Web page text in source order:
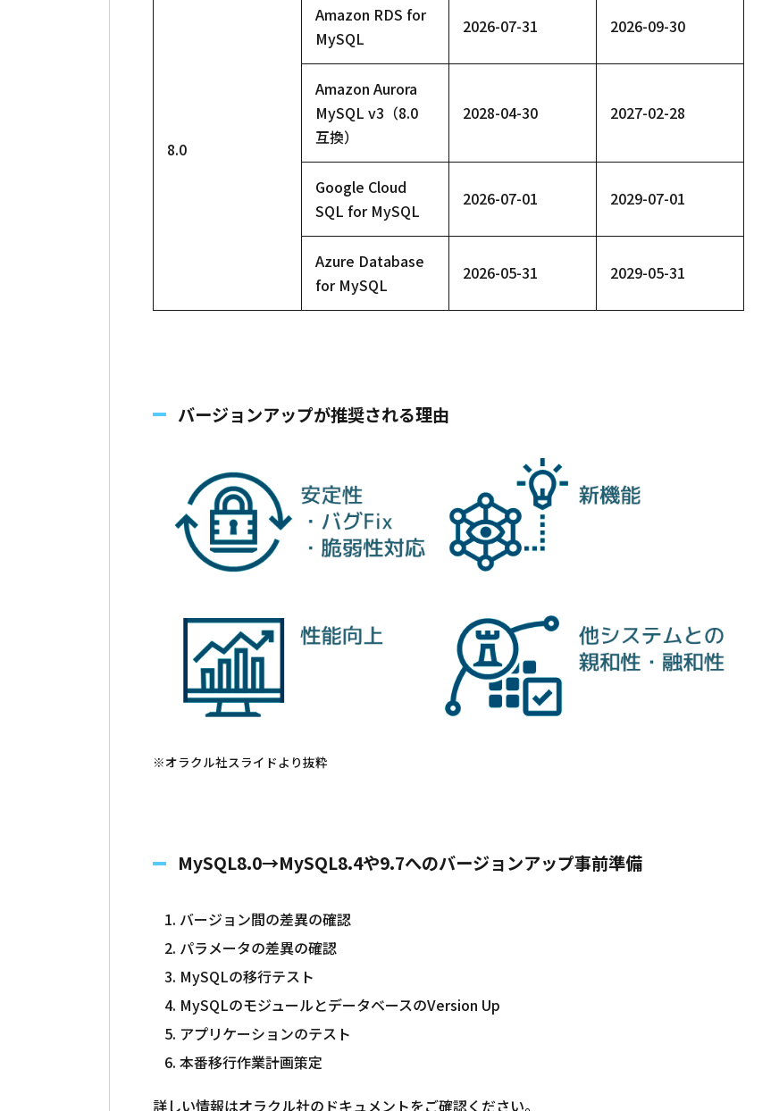
8.0
Amazon RDS for
MySQL
2026-07-31 2026-09-30
Amazon Aurora
MySQL v3（8.0
互換）
2028-04-30 2027-02-28
Google Cloud
SQL for MySQL
2026-07-01 2029-07-01
Azure Database
for MySQL
2026-05-31 2029-05-31
バージョンアップが推奨される理由
※オラクル社スライドより抜粋
MySQL8.0→MySQL8.4や9.7へのバージョンアップ事前準備
バージョン間の差異の確認
パラメータの差異の確認
MySQLの移行テスト
MySQLのモジュールとデータベースのVersion Up
アプリケーションのテスト
本番移行作業計画策定
詳しい情報はオラクル社のドキュメントをご確認ください。